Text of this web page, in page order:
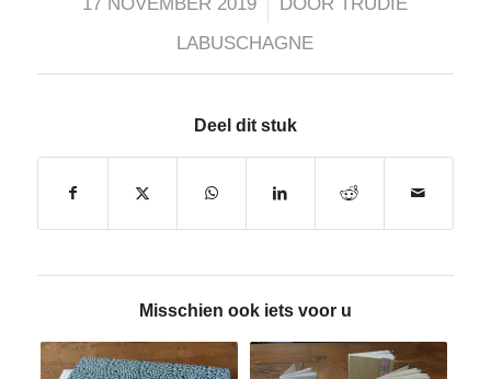
LABUSCHAGNE
Deel dit stuk
Misschien ook iets voor u